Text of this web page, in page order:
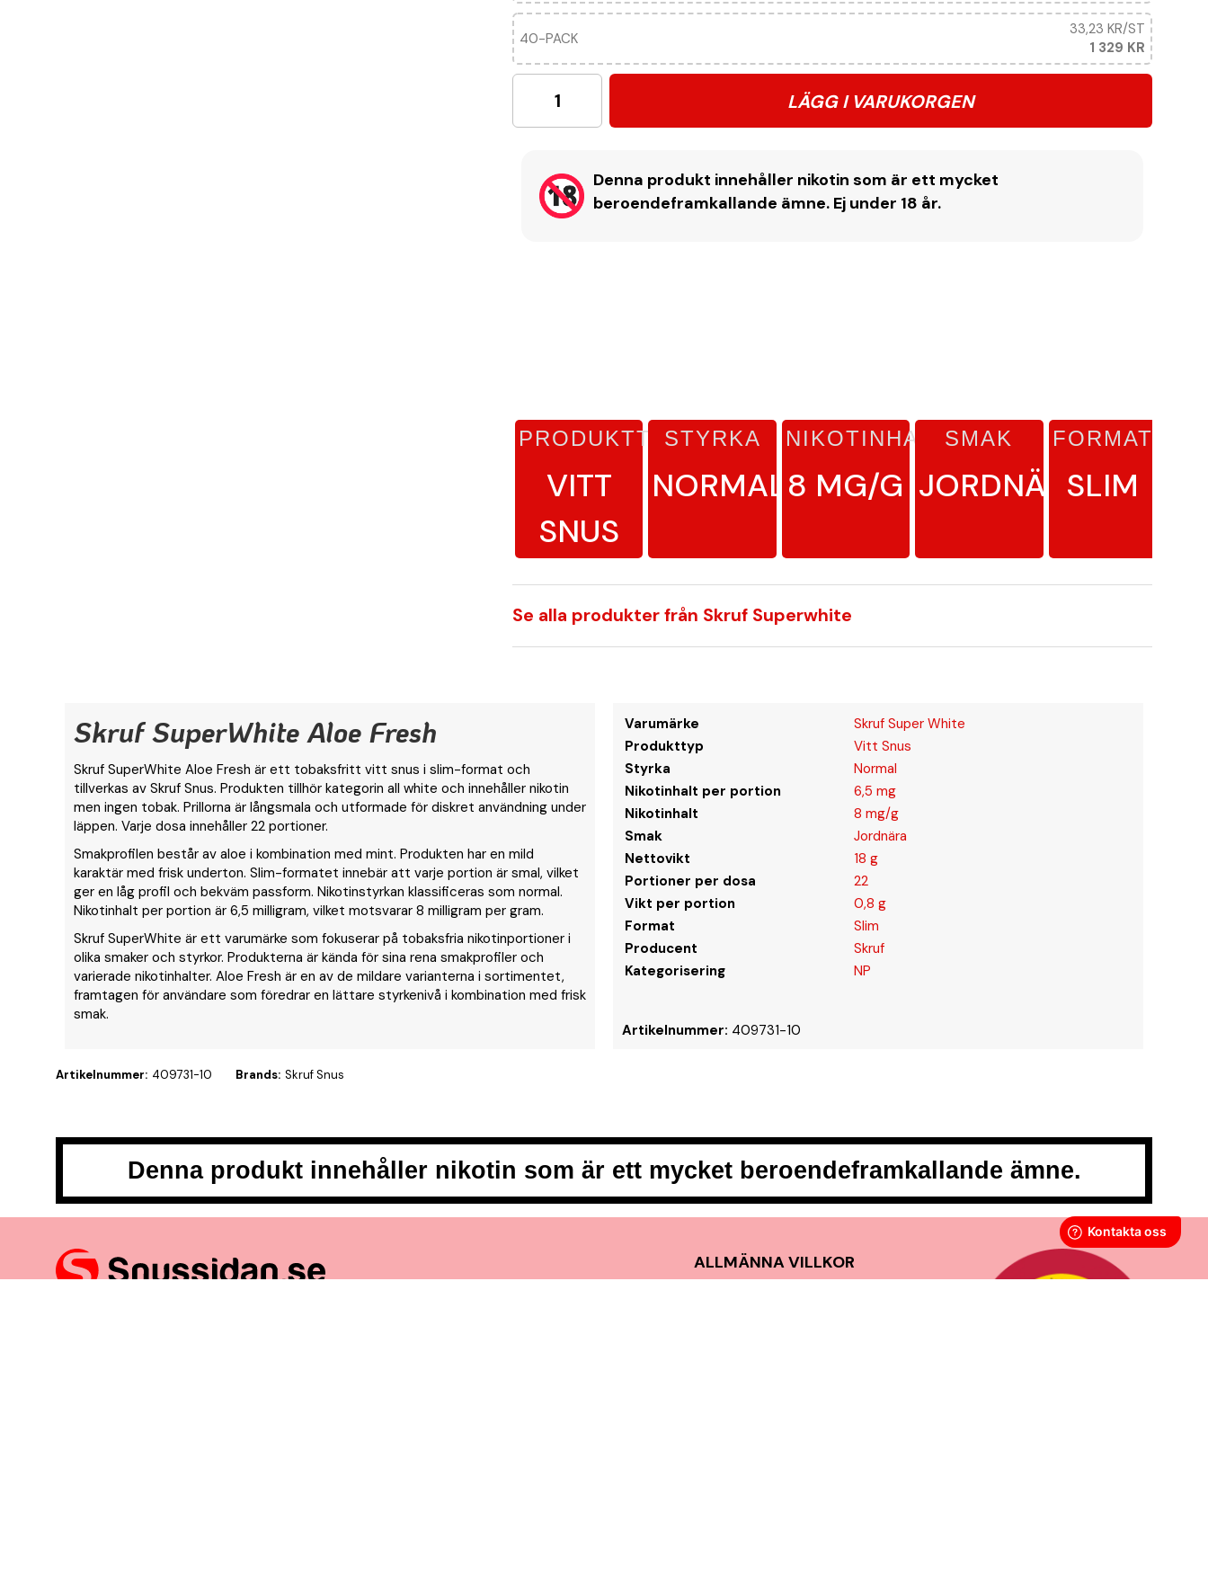
40-PACK
1 329 KR
33,23 KR/ST
LÄGG I VARUKORGEN
Denna produkt innehåller nikotin som är ett mycket
beroendeframkallande ämne. Ej under 18 år.
PRODUKTTYP
VITT
SNUS
STYRKA
NORMAL
NIKOTINHALT
8 MG/G
SMAK
JORDNÄRA
FORMAT
SLIM
Se alla produkter från Skruf Superwhite
Skruf SuperWhite Aloe Fresh
Skruf SuperWhite Aloe Fresh är ett tobaksfritt vitt snus i slim-format och
tillverkas av Skruf Snus. Produkten tillhör kategorin all white och innehåller nikotin
men ingen tobak. Prillorna är långsmala och utformade för diskret användning under
läppen. Varje dosa innehåller 22 portioner.
Smakprofilen består av aloe i kombination med mint. Produkten har en mild
karaktär med frisk underton. Slim-formatet innebär att varje portion är smal, vilket
ger en låg profil och bekväm passform. Nikotinstyrkan klassificeras som normal.
Nikotinhalt per portion är 6,5 milligram, vilket motsvarar 8 milligram per gram.
Skruf SuperWhite är ett varumärke som fokuserar på tobaksfria nikotinportioner i
olika smaker och styrkor. Produkterna är kända för sina rena smakprofiler och
varierade nikotinhalter. Aloe Fresh är en av de mildare varianterna i sortimentet,
framtagen för användare som föredrar en lättare styrkenivå i kombination med frisk
smak.
Varumärke
Skruf Super White
Produkttyp
Vitt Snus
Styrka
Normal
Nikotinhalt per portion
6,5 mg
Nikotinhalt
8 mg/g
Smak
Jordnära
Nettovikt
18 g
Portioner per dosa
22
Vikt per portion
0,8 g
Format
Slim
Producent
Skruf
Kategorisering
NP
Artikelnummer: 409731-10
Artikelnummer: 409731-10 Brands: Skruf Snus
Denna produkt innehåller nikotin som är ett mycket beroendeframkallande ämne.
ALLMÄNNA VILLKOR